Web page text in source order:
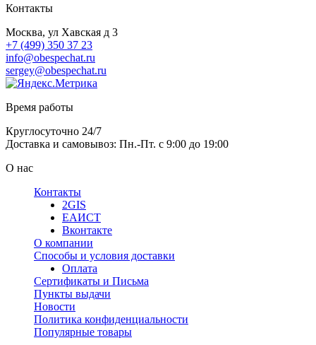
Контакты
Москва, ул Хавская д 3
+7 (499) 350 37 23
info@obespechat.ru
sergey@obespechat.ru
Время работы
Круглосуточно 24/7
Доставка и самовывоз: Пн.-Пт. с 9:00 до 19:00
О нас
Контакты
2GIS
ЕАИСТ
Вконтакте
О компании
Способы и условия доставки
Оплата
Сертификаты и Письма
Пункты выдачи
Новости
Политика конфиденциальности
Популярные товары